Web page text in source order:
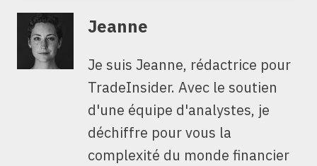
Jeanne
Je suis Jeanne, rédactrice pour
TradeInsider. Avec le soutien
d'une équipe d'analystes, je
déchiffre pour vous la
complexité du monde financier